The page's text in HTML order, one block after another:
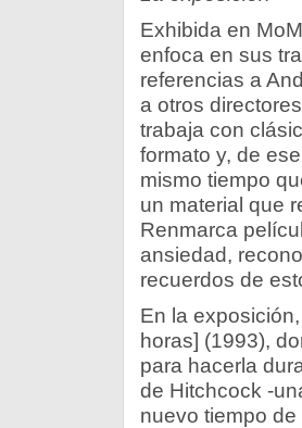
Exhibida en
enfoca en sus
referencias a
a otros
trabaja con
formato y, de
mismo tiempo
un material que
Renmarca
ansiedad,
recuerdos de
En la
horas] (1993),
para hacerla
de Hitchcock -
nuevo tiempo